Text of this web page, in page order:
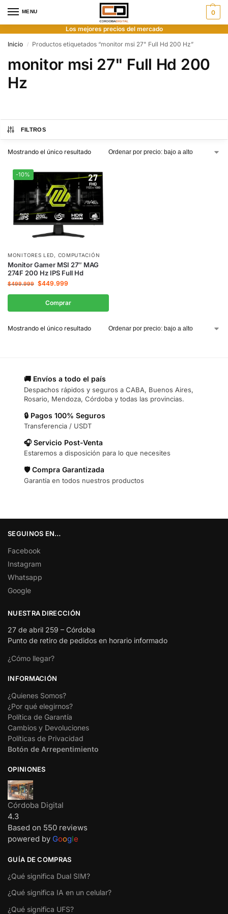
MENU 0
Los mejores precios del mercado
Inicio
/ Productos etiquetados “monitor msi 27" Full Hd 200 Hz”
monitor msi 27" Full Hd 200
Hz
FILTROS
Mostrando el único resultado
-10%
MONITORES LED, COMPUTACIÓN
Monitor Gamer MSI 27″ MAG
274F 200 Hz IPS Full Hd
$499.999 $449.999
Comprar
Mostrando el único resultado
🚚 Envíos a todo el país
Despachos rápidos y seguros a CABA, Buenos Aires,
Rosario, Mendoza, Córdoba y todas las provincias.
🔒 Pagos 100% Seguros
Transferencia / USDT
🎧 Servicio Post-Venta
Estaremos a disposición para lo que necesites
🛡️ Compra Garantizada
Garantía en todos nuestros productos
SEGUINOS EN…
Facebook
Instagram
Whatsapp
Google
NUESTRA DIRECCIÓN
27 de abril 259 – Córdoba
Punto de retiro de pedidos en horario informado
¿Cómo llegar?
INFORMACIÓN
¿Quienes Somos?
¿Por qué elegirnos?
Política de Garantía
Cambios y Devoluciones
Políticas de Privacidad
Botón de Arrepentimiento
OPINIONES
Córdoba Digital
4.3
Based on 550 reviews
powered by Google
GUÍA DE COMPRAS
¿Qué significa Dual SIM?
¿Qué significa IA en un celular?
¿Qué significa UFS?